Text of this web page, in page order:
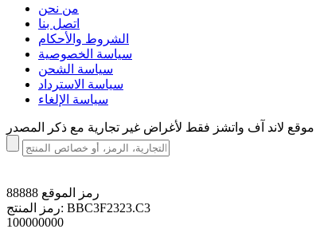
من نحن
اتصل بنا
الشروط والأحكام
سياسة الخصوصية
سياسة الشحن
سياسة الاسترداد
سياسة الإلغاء
رمز الموقع 88888
رمز المنتج: BBC3F2323.C3
100000000